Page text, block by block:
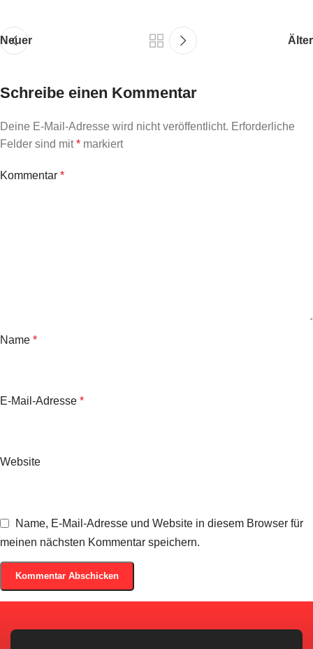
Neuer Älter
Schreibe einen Kommentar
Deine E-Mail-Adresse wird nicht veröffentlicht. Erforderliche
Felder sind mit* markiert
Kommentar *
Name *
E-Mail-Adresse *
Website
Name, E-Mail-Adresse und Website in diesem Browser für
meinen nächsten Kommentar speichern.